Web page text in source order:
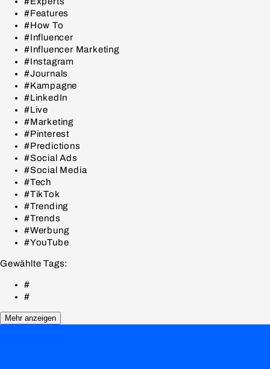
#Features
#How To
#Influencer
#Influencer Marketing
#Instagram
#Journals
#Kampagne
#LinkedIn
#Live
#Marketing
#Pinterest
#Predictions
#Social Ads
#Social Media
#Tech
#TikTok
#Trending
#Trends
#Werbung
#YouTube
Gewählte Tags:
#
#
Mehr anzeigen